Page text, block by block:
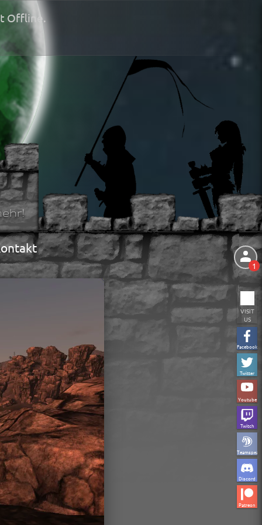
Offline.
1
VISIT
US
Facebook
Twitter
Youtube
Twitch
Teamspeak
Discord
Patreon